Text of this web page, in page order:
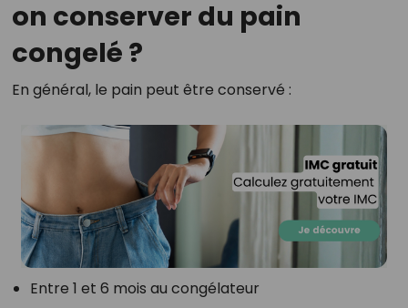
on conserver du pain
congelé ?
En général, le pain peut être conservé :
Entre 1 et 6 mois au congélateur